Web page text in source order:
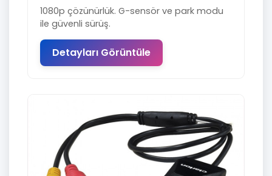
1080p çözünürlük. G-sensör ve park modu
ile güvenli sürüş.
Detayları Görüntüle